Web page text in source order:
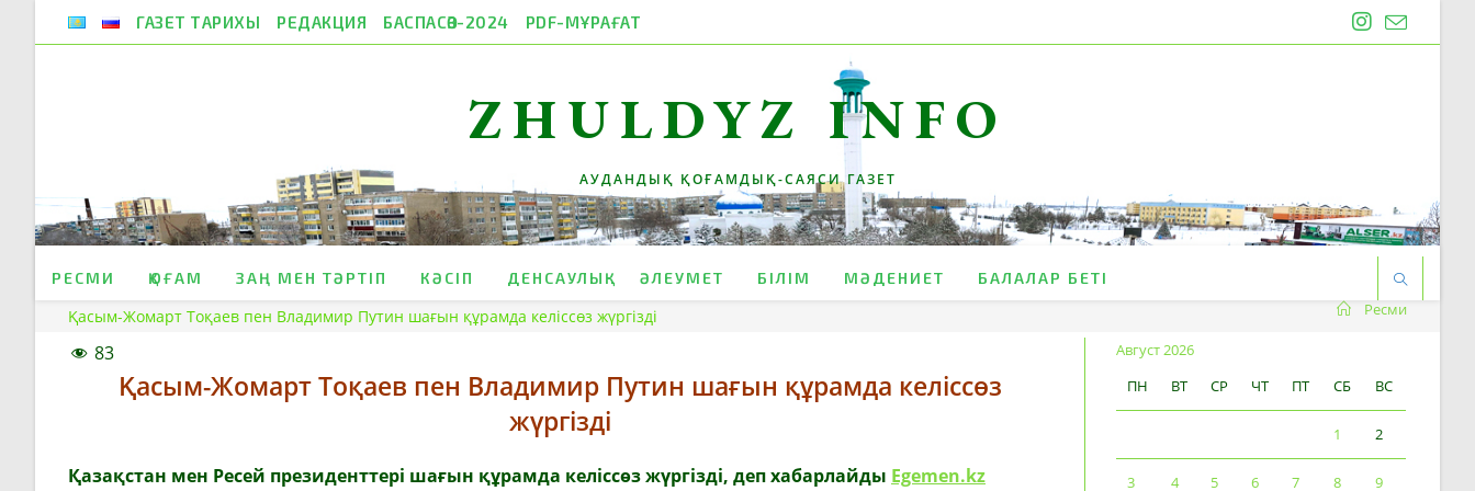
ГАЗЕТ ТАРИХЫ РЕДАКЦИЯ БАСПАСӨЗ-2024 PDF-МҰРАҒАТ
ZHULDYZ INFO
АУДАНДЫҚ ҚОҒАМДЫҚ-САЯСИ ГАЗЕТ
РЕСМИ ҚОҒАМ ЗАҢ МЕН ТӘРТІП КӘСІП ДЕНСАУЛЫҚ ӘЛЕУМЕТ БІЛІМ МӘДЕНИЕТ БАЛАЛАР БЕТІ
Қасым-Жомарт Тоқаев пен Владимир Путин шағын құрамда келіссөз жүргізді Ресми
83
Қасым-Жомарт Тоқаев пен Владимир Путин шағын құрамда келіссөз
жүргізді
Қазақстан мен Ресей президенттері шағын құрамда келіссөз жүргізді, деп хабарлайды Egemen.kz
Август 2026
ПН
ВТ СР ЧТ ПТ СБ ВС
1 2
3 4 5 6 7 8 9